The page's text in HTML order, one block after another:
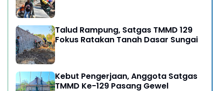
Talud Rampung, Satgas TMMD 129
Fokus Ratakan Tanah Dasar Sungai
Kebut Pengerjaan, Anggota Satgas
TMMD Ke-129 Pasang Gewel